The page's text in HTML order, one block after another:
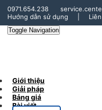
0971.654.238
Hướng dẫn sử dụng
Toggle Navigation
Giới thiệu
Giải pháp
Bảng giá
Bài viết